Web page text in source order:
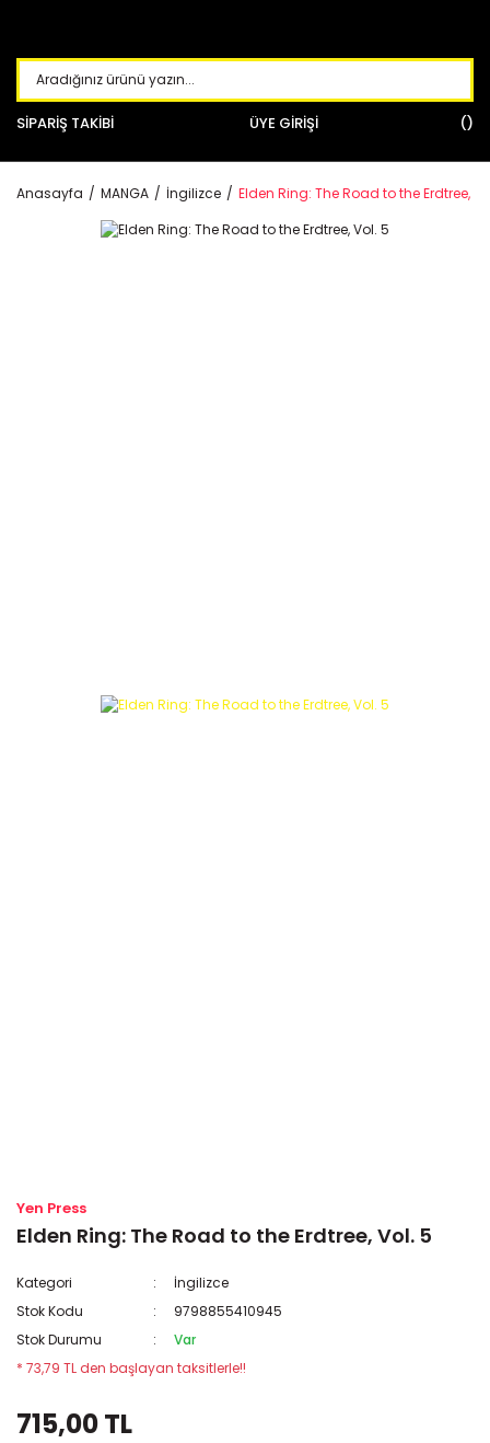
SİPARİŞ TAKİBİ ÜYE GİRİŞİ
Anasayfa MANGA İngilizce Elden Ring: The Road to the Erdtree,
Yen Press
Elden Ring: The Road to the Erdtree, Vol. 5
Kategori
İngilizce
Stok Kodu
9798855410945
Stok Durumu
Var
* 73,79 TL den başlayan taksitlerle!!
715,00 TL